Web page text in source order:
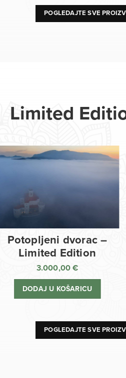
138,00 €
POGLEDAJTE SVE
Limited
Potopljeni dvorac –
Limited Edition
3.000,00€
DODAJ U KOŠARICU
POGLEDAJTE SVE